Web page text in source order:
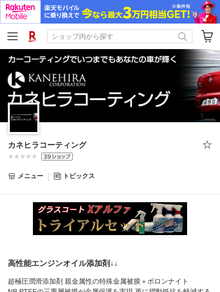
カネヒラコーティング
メニュー トピックス
高性能エンジンオイル添加剤↓↓
超極圧潤滑添加剤 親金属性の特殊金属被膜＋ボロンナイト